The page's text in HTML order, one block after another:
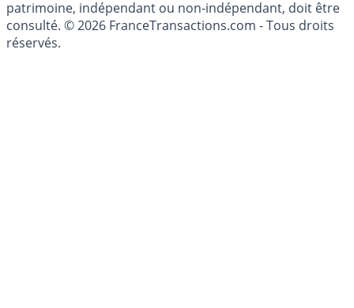
patrimoine, indépendant ou non-indépendant, doit être
consulté. © 2026 FranceTransactions.com - Tous droits
réservés.